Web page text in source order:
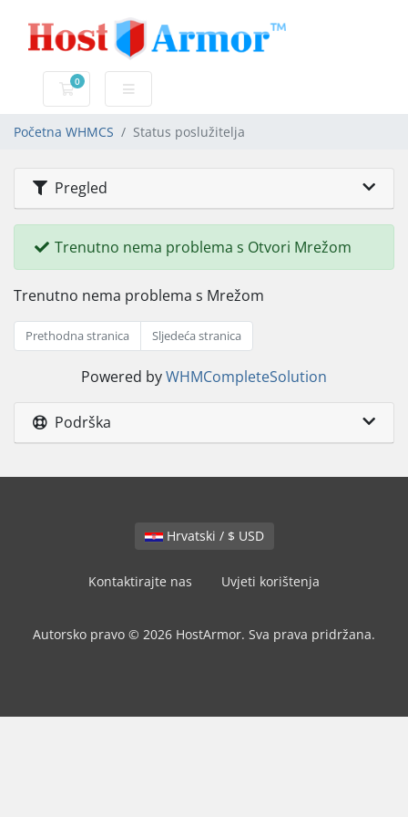
0
Košarica
Početna WHMCS Status poslužitelja
Pregled
Trenutno nema problema s Otvori Mrežom
Trenutno nema problema s Mrežom
Prethodna stranica Sljedeća stranica
Powered byWHMCompleteSolution
Podrška
Hrvatski / $ USD
Kontaktirajte nas Uvjeti korištenja
Autorsko pravo © 2026 HostArmor. Sva prava pridržana.